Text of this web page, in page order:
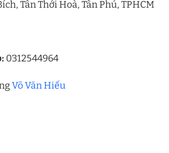
Tân Thới Hoà, Tân Phú, TPHCM
0312544964
Võ Văn Hiếu